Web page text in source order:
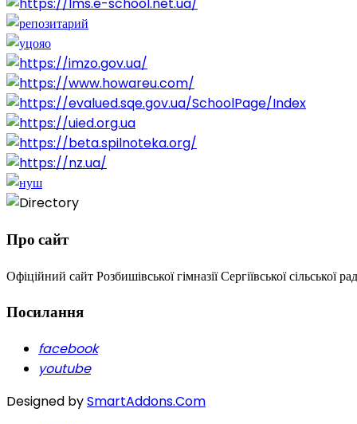
Про сайт
Офіційний сайт Розбишівської гімназії Сергіївської сільської
Посилання
facebook
youtube
Designed bySmartAddons.Com